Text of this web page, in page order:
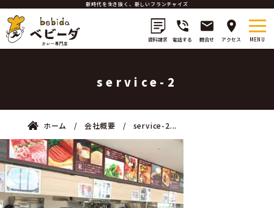
新時代を生き抜く、新しいフランチャイズ
資料請求 電話する 問合せ アクセス
service-2
ホーム 会社概要 service-2...